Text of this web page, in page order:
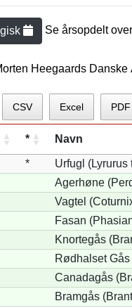
Se årsopdelt
Heegaards Danske
CSV Excel PDF
* Navn
*
Urfugl (Lyrurus
Agerhøne
Vagtel
Fasan
Knortegås
Rødhalset
Canadagås
Bramgås